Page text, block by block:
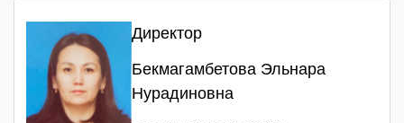
Директор
Бекмагамбетова Эльнара
Нурадиновна